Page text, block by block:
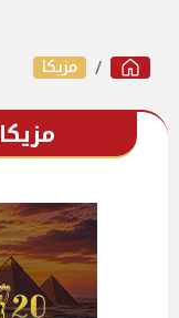
مزيكا
مزيكا